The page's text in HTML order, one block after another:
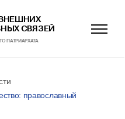
СВЯЗЕЙ
ПАТРИАРХАТА
православный